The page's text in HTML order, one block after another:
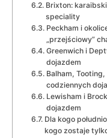
Brixton:
speciality
Peckham i
„przejściowy”
Greenwich i
dojazdem
Balham,
codziennych
Lewisham i
dojazdem
Dla kogo
kogo zostaje